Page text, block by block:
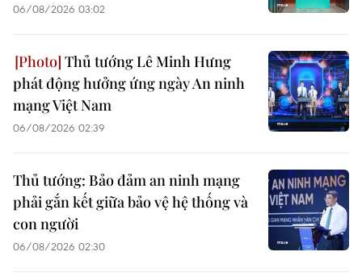
06/08/2026 03:02
Thủ tướng Lê Minh Hưng
phát động hưởng ứng ngày An ninh
mạng Việt Nam
06/08/2026 02:39
Thủ tướng: Bảo đảm an ninh mạng
phải gắn kết giữa bảo vệ hệ thống và
con người
06/08/2026 02:30